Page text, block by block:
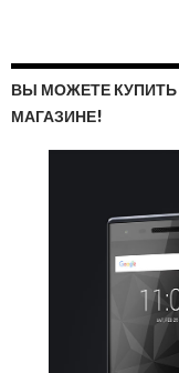
ВЫ МОЖЕТЕ КУПИТЬ
МАГАЗИНЕ!